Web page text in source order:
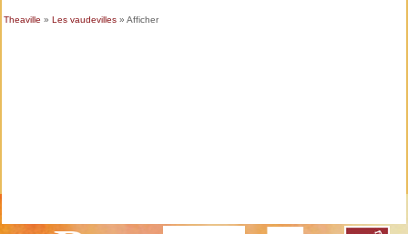
Theaville » Les vaudevilles» Afficher